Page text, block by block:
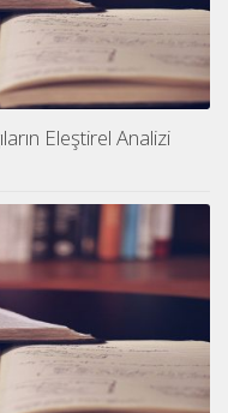
Eleştirel Analizi